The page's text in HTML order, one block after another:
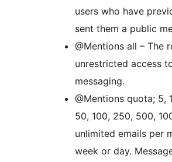
users who have
sent them a public
@Mentions all – The
unrestricted access
messaging.
@Mentions quota; 5,
50, 100, 250, 500,
unlimited emails per
week or day.